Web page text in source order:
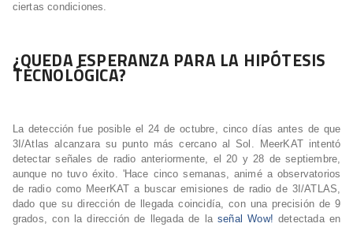
ciertas condiciones.
¿QUEDA ESPERANZA PARA LA HIPÓTESIS
TECNOLÓGICA?
La detección fue posible el 24 de octubre, cinco días antes de que
3I/Atlas alcanzara su punto más cercano al Sol. MeerKAT intentó
detectar señales de radio anteriormente, el 20 y 28 de septiembre,
aunque no tuvo éxito. 'Hace cinco semanas, animé a observatorios
de radio como MeerKAT a buscar emisiones de radio de 3I/ATLAS,
dado que su dirección de llegada coincidía, con una precisión de 9
grados, con la dirección de llegada de la señal Wow! detectada en